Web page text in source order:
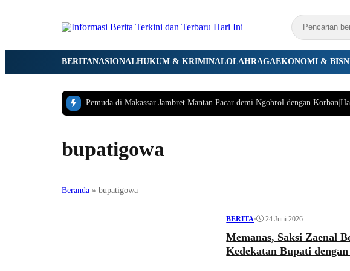
BERITANASIONALHUKUM & KRIMINALOLAHRAGAEKONOMI &
Pemuda di Makassar Jambret Mantan Pacar demi Ngobrol dengan Korban
bupatigowa
Beranda » bupatigowa
BERITA• 24 Juni 2026
Memanas, Saksi Zaenal
Kedekatan Bupati